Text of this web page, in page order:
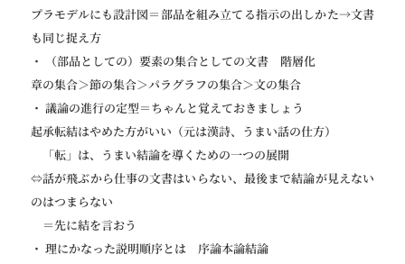
プラモデルにも設計図＝部品を組み立てる指示の出しかた→文書
も同じ捉え方
・ （部品としての）要素の集合としての文書 階層化
章の集合＞節の集合＞パラグラフの集合＞文の集合
・ 議論の進行の定型＝ちゃんと覚えておきましょう
起承転結はやめた方がいい（元は漢詩、うまい話の仕方）
「転」は、うまい結論を導くための一つの展開
⇔話が飛ぶから仕事の文書はいらない、最後まで結論が見えない
のはつまらない
＝先に結を言おう
・ 理にかなった説明順序とは 序論本論結論